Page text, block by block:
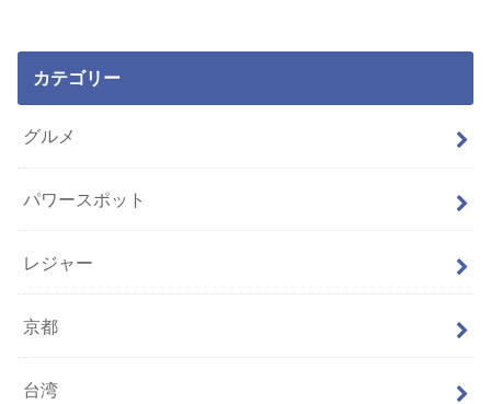
カテゴリー
グルメ
パワースポット
レジャー
京都
台湾